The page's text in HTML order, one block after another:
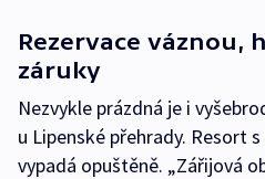
Rezervace váznou,
záruky
Nezvykle prázdná je i
u Lipenské přehrady. Resort
vypadá opuštěně. „Zářijová